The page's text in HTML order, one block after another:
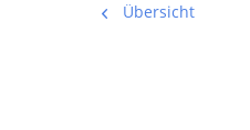
Übersicht